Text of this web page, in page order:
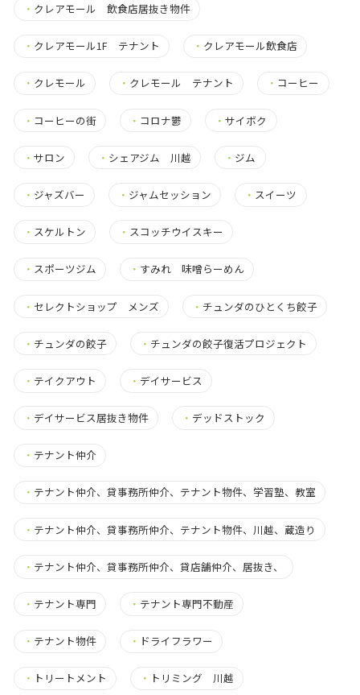
・ クレアモール 飲食店居抜き物件
・ クレアモール1F テナント ・ クレアモール飲食店
・ クレモール ・ クレモール テナント ・ コーヒー
・ コーヒーの街 ・ コロナ鬱 ・サイボク
・ サロン ・ シェアジム 川越 ・ ジム
・ ジャズバー ・ ジャムセッション ・ スイーツ
・ スケルトン ・ スコッチウイスキー
・ スポーツジム ・ すみれ 味噌らーめん
・ セレクトショップ メンズ ・ チュンダのひとくち餃子
・ チュンダの餃子 ・ チュンダの餃子復活プロジェクト
・ テイクアウト ・ デイサービス
・ デイサービス居抜き物件 ・ デッドストック
・ テナント仲介
・ テナント仲介、貸事務所仲介、テナント物件、学習塾、教室
・ テナント仲介、貸事務所仲介、テナント物件、川越、蔵造り
・ テナント仲介、貸事務所仲介、貸店舗仲介、居抜き、
・ テナント専門 ・ テナント専門不動産
・ テナント物件 ・ ドライフラワー
・ トリートメント ・ トリミング 川越